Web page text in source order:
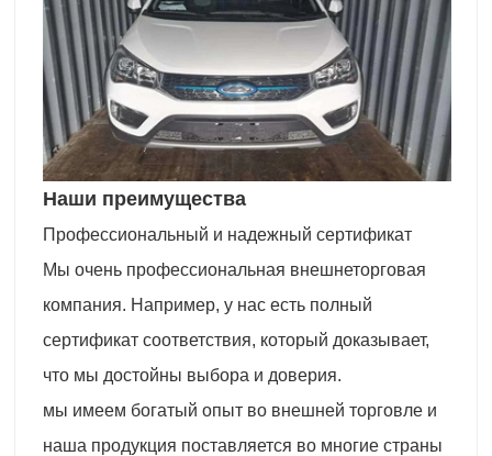
Наши преимущества
Профессиональный и надежный сертификат
Мы очень профессиональная внешнеторговая
компания. Например, у нас есть полный
сертификат соответствия, который доказывает,
что мы достойны выбора и доверия.
мы имеем богатый опыт во внешней торговле и
наша продукция поставляется во многие страны